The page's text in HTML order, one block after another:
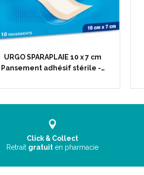
URGO SPARAPLAIE 10 x 7 cm
Pansement adhésif stérile -…
Click & Collect
Retrait gratuit en pharmacie